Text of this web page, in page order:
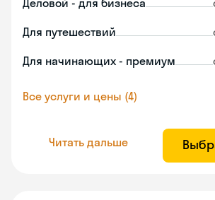
Деловой - для бизнеса
Для путешествий
Для начинающих - премиум
Все услуги и цены (4)
Читать дальше